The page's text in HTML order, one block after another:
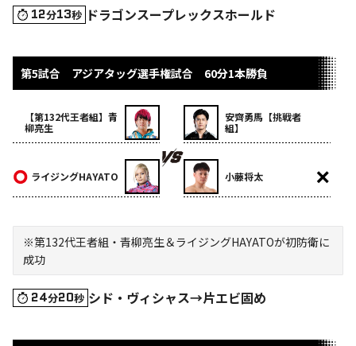
12分13秒 ドラゴンスープレックスホールド
第5試合 アジアタッグ選手権試合 60分1本勝負
【第132代王者組】青
柳亮生
ライジングHAYATO
安齊勇馬【挑戦者
組】
小藤将太
※第132代王者組・青柳亮生＆ライジングHAYATOが初防衛に
成功
24分20秒 シド・ヴィシャス→片エビ固め